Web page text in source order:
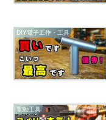
DIY電子工作・工具
電動工具